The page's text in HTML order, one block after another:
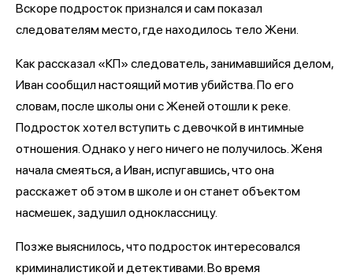
Вскоре подросток признался и сам показал
следователям место, где находилось тело Жени.
Как рассказал «КП» следователь, занимавшийся делом,
Иван сообщил настоящий мотив убийства. По его
словам, после школы они с Женей отошли к реке.
Подросток хотел вступить с девочкой в интимные
отношения. Однако у него ничего не получилось. Женя
начала смеяться, а Иван, испугавшись, что она
расскажет об этом в школе и он станет объектом
насмешек, задушил одноклассницу.
Позже выяснилось, что подросток интересовался
криминалистикой и детективами. Во время